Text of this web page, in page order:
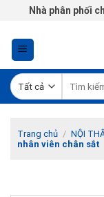
Chuyển
nội
dung
Nhà phân phối
kiếm:
Trang chủ / NỘI
nhân viên chân sắt